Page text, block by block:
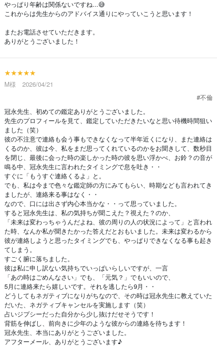
やっぱり年齢は関係ないですね...😅
これからは先生からのアドバイス通りにやっていこうと思います！
またお電話させていただきます。
ありがとうございました！
★★★★★
M様 2026/04/21
#不倫
冠永先生、初めての鑑定ありがとうございました。
先生のプロフィールを見て、鑑定していただきたいなと思い待機時間狙い
ました（笑）
彼の不注意で連絡も会う事もできなくなって半年近くになり、また連絡は
くるのか、彼は今、私をまだ思ってくれているのかをお聞きして、数秒目
を閉じ、最後に会った時の楽しかった時の彼を思い浮かべ、お鈴？の音が
鳴る中、冠永先生に言われたタイミングで息を吐き・・
すぐに「もうすぐ連絡くるよ」と。
でも、私は今まで色々な鑑定師の方にみてもらい、時期なども言われてき
ましたが、連絡来る事はなく・・
なので、口には出さず内心本当かな・・って思っていました。
すると冠永先生は、私の気持ちが聞こえた？視えた？のか、
「未来は変わっちゃうんだよね、彼の周りの人の状況によって」と言われ
た時、なんか私が聞きたかった答えだとおもいました。未来は変わるから
彼が連絡しようと思ったタイミングでも、やっぱりできなくなる事も起き
てしまう。
すごく腑に落ちました。
彼は私に申し訳ない気持ちでいっぱいらしいですが、一言
「あの時はごめんなさい」でも、「元気？」でもいいので、
5月に連絡来たら嬉しいです。それを逃したら9月・・
どうしてもネガティブになりがちなので、その時は冠永先生に教えていた
だいた、ネガティブキャンセルを実施します（笑）
占いジプシーだった自分から少し抜けだせそうです！
背筋を伸ばし、前向きに少年のような彼からの連絡を待ちます！
冠永先生、本当にありがとうございました。
アフターメール、ありがとうございます♪